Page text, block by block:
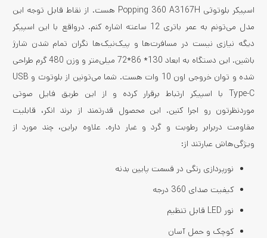
اسپیکر بلوتوثی Popping 360 A3167H هست. از نقاط قابل توجه این
مدل می‌تونم به عمر باتری 12 ساعته اشاره کنم. درواقع با این اسپیکر
دیگه نیازی نیست در مسافرت‌ها و پیک‌نیک‌ها نگران تمام شدن شارژ
باشین. این دستگاه به ابعاد 130* 86*72 میلی‌متر و وزن 480 گرم طراحی
شده و توان خروجی اون 10 وات هست. شما می‌تونین از بلوتوث و USB
Type-C با اسپیکر ارتباط برقرار کرده و از این طریق فایل صوتی
موردنظرتون رو اجرا کنین. این محصول قدرتمند از برند انکر، قابلیت
مقاومت دربرابر رطوبت و گرد و غبار داره. علاوه براین، چند مورد از
ویژگی‌هاش عبارتند از:
نورپردازی رنگی در قسمت پایین بدنه
کیفیت صدای 360 درجه
نور LED قابل تنظیم
کوچک و حمل آسان